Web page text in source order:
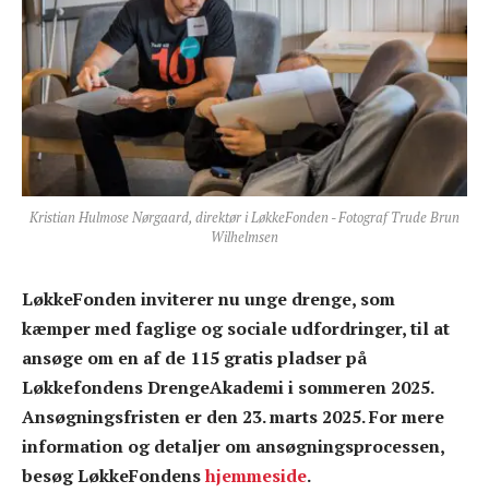
Kristian Hulmose Nørgaard, direktør i LøkkeFonden - Fotograf Trude Brun
Wilhelmsen
LøkkeFonden inviterer nu unge drenge, som
kæmper med faglige og sociale udfordringer, til at
ansøge om en af de 115 gratis pladser på
Løkkefondens DrengeAkademi i sommeren 2025.
Ansøgningsfristen er den 23. marts 2025. For mere
information og detaljer om ansøgningsprocessen,
besøg LøkkeFondenshjemmeside.